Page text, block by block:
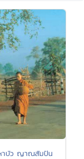
หาบัว ญาณสัมปัน